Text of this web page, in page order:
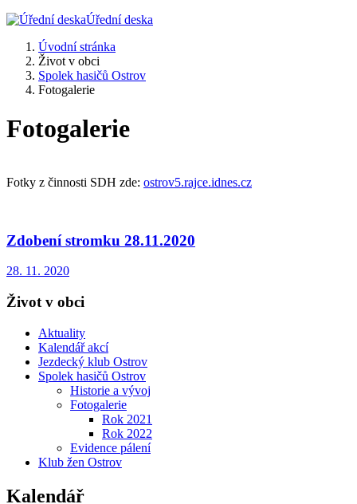
Úřední deska
Úvodní stránka
Život v obci
Spolek hasičů Ostrov
Fotogalerie
Fotogalerie
Fotky z činnosti SDH zde: ostrov5.rajce.idnes.cz
Zdobení stromku 28.11.2020
28. 11. 2020
Život v obci
Aktuality
Kalendář akcí
Jezdecký klub Ostrov
Spolek hasičů Ostrov
Historie a vývoj
Fotogalerie
Rok 2021
Rok 2022
Evidence pálení
Klub žen Ostrov
Kalendář